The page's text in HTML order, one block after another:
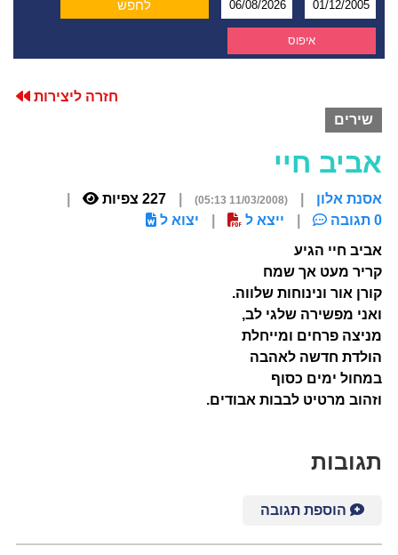
חזרה ליצירות
שירים
אביב חיי
אסנת אלון | 227 צפיות |
0 תגובה
|
ייצא ל
יצוא ל
אביב חיי הגיע
קריר מעט אך שמח
קורן אור ונינוחות שלווה.
ואני מפשירה שלגי לב,
מניצה פרחים ומייחלת
הולדת חדשה לאהבה
במחול ימים כסוף
וזהוב מרטיט לבבות אבודים.
תגובות
הוספת תגובה